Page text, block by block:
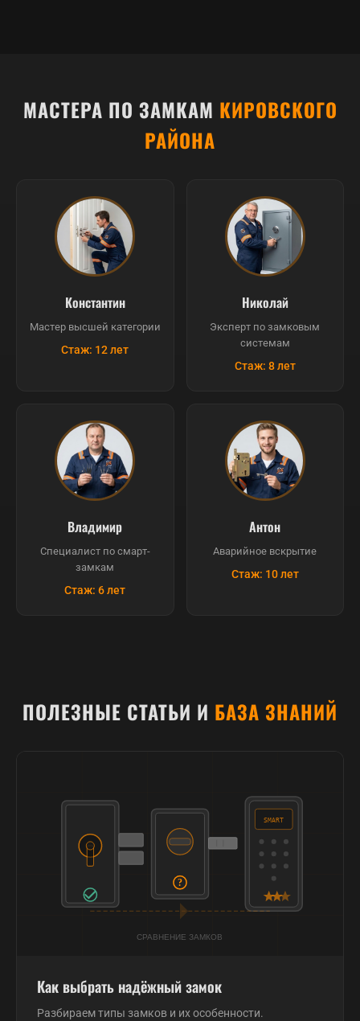
МАСТЕРА ПО ЗАМКАМ КИРОВСКОГО
РАЙОНА
Константин
Мастер высшей категории
Стаж: 12 лет
Николай
Эксперт по замковым
системам
Стаж: 8 лет
Владимир
Специалист по смарт-
замкам
Стаж: 6 лет
Антон
Аварийное вскрытие
Стаж: 10 лет
ПОЛЕЗНЫЕ СТАТЬИ И БАЗА ЗНАНИЙ
Как выбрать надёжный замок
Разбираем типы замков и их особенности.